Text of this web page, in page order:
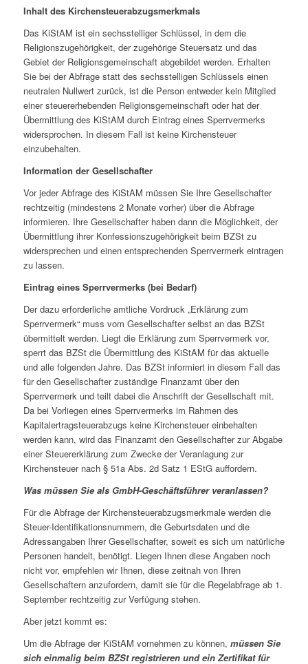
Inhalt des Kirchensteuerabzugsmerkmals
Das KiStAM ist ein sechsstelliger Schlüssel, in dem die
Religionszugehörigkeit, der zugehörige Steuersatz und das
Gebiet der Religionsgemeinschaft abgebildet werden. Erhalten
Sie bei der Abfrage statt des sechsstelligen Schlüssels einen
neutralen Nullwert zurück, ist die Person entweder kein Mitglied
einer steuererhebenden Religionsgemeinschaft oder hat der
Übermittlung des KiStAM durch Eintrag eines Sperrvermerks
widersprochen. In diesem Fall ist keine Kirchensteuer
einzubehalten.
Information der Gesellschafter
Vor jeder Abfrage des KiStAM müssen Sie Ihre Gesellschafter
rechtzeitig (mindestens 2 Monate vorher) über die Abfrage
informieren. Ihre Gesellschafter haben dann die Möglichkeit, der
Übermittlung ihrer Konfessionszugehörigkeit beim BZSt zu
widersprechen und einen entsprechenden Sperrvermerk eintragen
zu lassen.
Eintrag eines Sperrvermerks (bei Bedarf)
Der dazu erforderliche amtliche Vordruck „Erklärung zum
Sperrvermerk“ muss vom Gesellschafter selbst an das BZSt
übermittelt werden. Liegt die Erklärung zum Sperrvermerk vor,
sperrt das BZSt die Übermittlung des KiStAM für das aktuelle
und alle folgenden Jahre. Das BZSt informiert in diesem Fall das
für den Gesellschafter zuständige Finanzamt über den
Sperrvermerk und teilt dabei die Anschrift der Gesellschaft mit.
Da bei Vorliegen eines Sperrvermerks im Rahmen des
Kapitalertragsteuerabzugs keine Kirchensteuer einbehalten
werden kann, wird das Finanzamt den Gesellschafter zur Abgabe
einer Steuererklärung zum Zwecke der Veranlagung zur
Kirchensteuer nach § 51a Abs. 2d Satz 1 EStG auffordern.
Was müssen Sie als GmbH-Geschäftsführer veranlassen?
Für die Abfrage der Kirchensteuerabzugsmerkmale werden die
Steuer-Identifikationsnummern, die Geburtsdaten und die
Adressangaben Ihrer Gesellschafter, soweit es sich um natürliche
Personen handelt, benötigt. Liegen Ihnen diese Angaben noch
nicht vor, empfehlen wir Ihnen, diese zeitnah von Ihren
Gesellschaftern anzufordern, damit sie für die Regelabfrage ab 1.
September rechtzeitig zur Verfügung stehen.
Aber jetzt kommt es:
Um die Abfrage der KiStAM vornehmen zu können, müssen Sie
sich einmalig beim BZSt registrieren und ein Zertifikat für